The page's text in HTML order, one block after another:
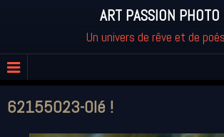
ART PASSION PHOTO
Un univers de rêve et de
62155023-Olé !